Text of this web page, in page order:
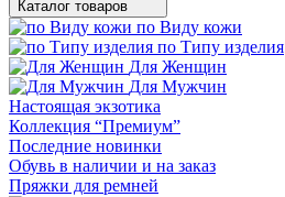
Каталог товаров
по Виду кожи
по Типу изделия
Для Женщин
Для Мужчин
Настоящая экзотика
Коллекция “Премиум”
Последние новинки
Обувь в наличии и на заказ
Пряжки для ремней